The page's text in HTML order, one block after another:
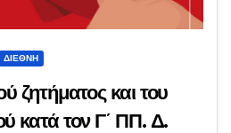
ΔΙΕΘΝΉ
ζητήματος και του
κατά τον Γ΄ ΠΠ. Δ.